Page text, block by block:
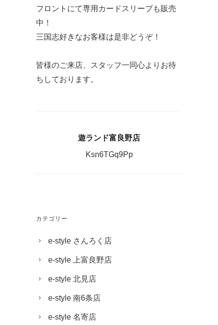
フロントにて専用カードスリーブも販売
中！
三国志好きなお客様は是非どうぞ！
皆様のご来店、スタッフ一同心よりお待
ちしております。
遊ランド富良野店
Ksn6TGq9Pp
カテゴリー
e-style さんろく店
e-style 上富良野店
e-style 北見店
e-style 南6条店
e-style 名寄店